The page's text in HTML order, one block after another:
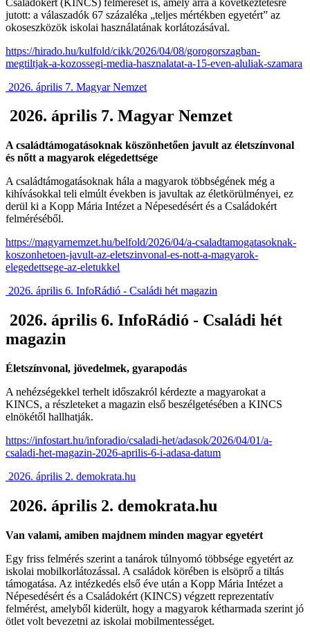
jutott: a válaszadók 67 százaléka „teljes mértékben egyetért” az
okoseszközök iskolai használatának korlátozásával.
https://hirado.hu/kulfold/cikk/2026/04/08/gorogorszagban-
megtiltjak-a-kozossegi-media-hasznalatat-a-15-even-aluliak-szamara
2026. április 7. Magyar Nemzet
2026. április 7. Magyar Nemzet
A családtámogatásoknak köszönhetően javult az életszínvonal
és nőtt a magyarok elégedettsége
A családtámogatásoknak hála a magyarok többségének még a
kihívásokkal teli elmúlt években is javultak az életkörülményei, ez
derül ki a Kopp Mária Intézet a Népesedésért és a Családokért
felméréséből.
https://magyarnemzet.hu/belfold/2026/04/a-csaladtamogatasoknak-
koszonhetoen-javult-az-eletszinvonal-es-nott-a-magyarok-
elegedettsege-az-eletukkel
2026. április 6. InfoRádió - Családi hét magazin
2026. április 6. InfoRádió - Családi hét
magazin
Életszínvonal, jövedelmek, gyarapodás
A nehézségekkel terhelt időszakról kérdezte a magyarokat a
KINCS, a részleteket a magazin első beszélgetésében a KINCS
elnökétől hallhatják.
https://infostart.hu/inforadio/csaladi-het/adasok/2026/04/01/a-
csaladi-het-magazin-2026-aprilis-6-i-adasa-datum
2026. április 2. demokrata.hu
2026. április 2. demokrata.hu
Van valami, amiben majdnem minden magyar egyetért
Egy friss felmérés szerint a tanárok túlnyomó többsége egyetért az
iskolai mobilkorlátozással. A családok körében is elsöprő a tiltás
támogatása. Az intézkedés első éve után a Kopp Mária Intézet a
Népesedésért és a Családokért (KINCS) végzett reprezentatív
felmérést, amelyből kiderült, hogy a magyarok kétharmada szerint jó
ötlet volt bevezetni az iskolai mobilmentességet.